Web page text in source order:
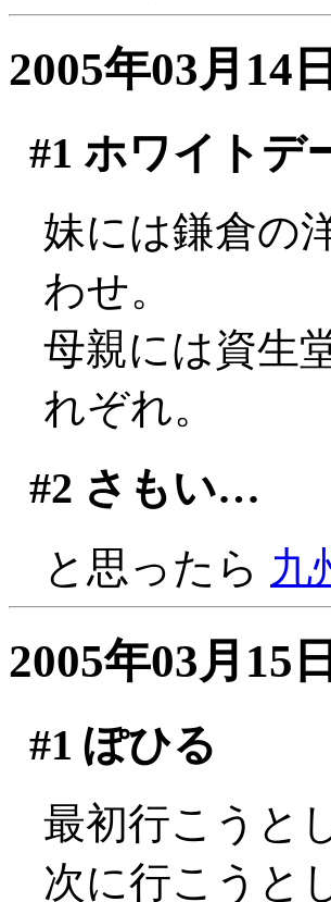
2005年03月14
#1 ホワイトデ
妹には鎌倉の
わせ。
母親には資生
れぞれ。
#2 さもい…
と思ったら 九
2005年03月15
#1 ぽひる
最初行こうと
次に行こうと